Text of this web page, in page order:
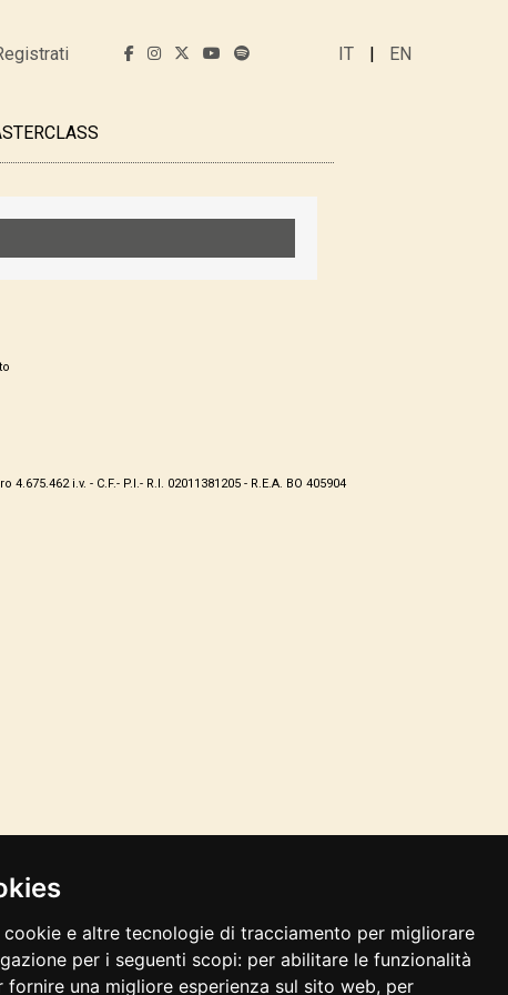
e altre tecnologie di tracciamento per migliorare
per i seguenti scopi: per abilitare le funzionalità
fornire una migliore esperienza sul sito web, per
IT EN
i.v. - C.F.- P.I.- R.I. 02011381205 - R.E.A. BO 405904